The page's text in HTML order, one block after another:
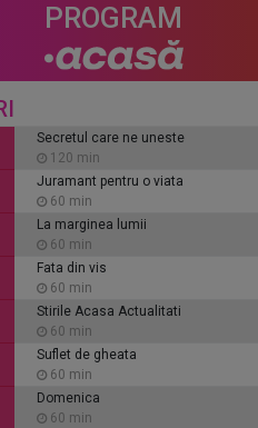
PROGRAM
Secretul care ne uneste
120 min
Juramant pentru o viata
60 min
La marginea lumii
60 min
Fata din vis
60 min
Stirile Acasa Actualitati
60 min
Suflet de gheata
60 min
Domenica
60 min